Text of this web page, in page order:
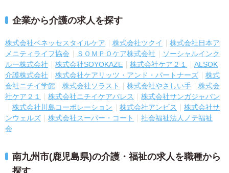
企業から介護の求人を探す
株式会社ベネッセスタイルケア 株式会社ツクイ
株式会社日本ア
メニティライフ協会
ＳＯＭＰＯケア株式会社
ソーシャルインク
ルー株式会社
株式会社SOYOKAZE 株式会社ケア２１
ALSOK
介護株式会社
株式会社ケアリッツ・アンド・パートナーズ
株式
会社ニチイ学館
株式会社ソラスト 株式会社やさしい手
株式会
社ケア２１
株式会社ニチイケアパレス
株式会社サンガジャパン
株式会社川島コーポレーション
株式会社アンビス
株式会社サ
ンウェルズ
株式会社スーパー・コート
社会福祉法人ノテ福祉
会
南九州市(鹿児島県)の介護・福祉の求人を職種から
探す